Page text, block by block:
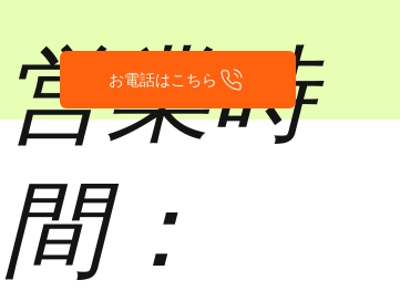
営業時
間：
お電話はこちら